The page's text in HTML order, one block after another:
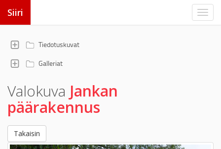
Siiri
Tiedotuskuvat
Galleriat
Valokuva Jankan
päärakennus
Takaisin